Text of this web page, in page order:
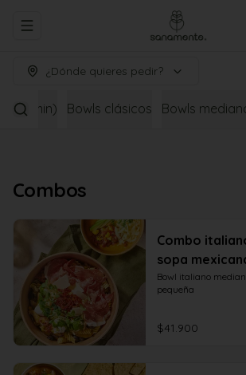
Abrir menu de navegación
¿Dónde quieres pedir?
(< 8min) Bowls clásicos Bowls
Combos
Combo
sopa
Bowl italiano
pequeña
$41.900